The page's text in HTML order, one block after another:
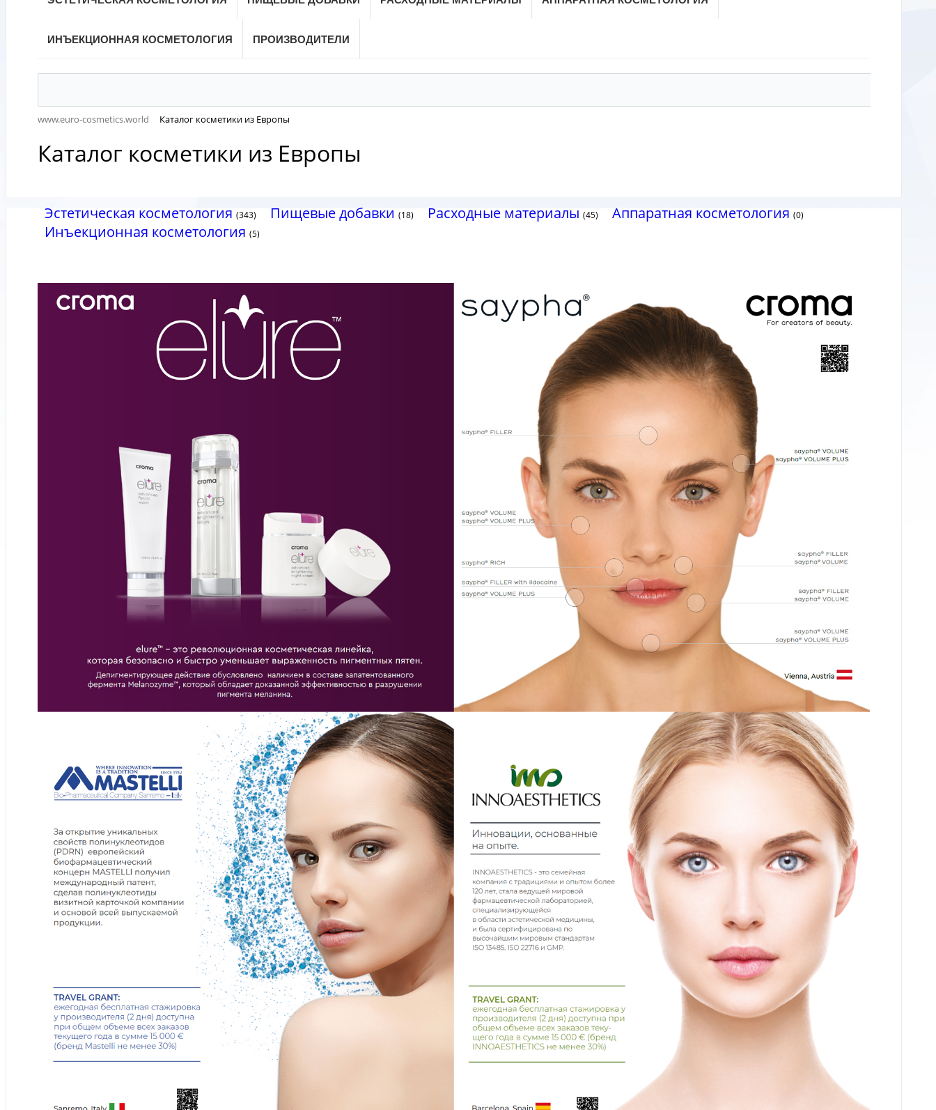
ИНЪЕКЦИОННАЯ КОСМЕТОЛОГИЯ ПРОИЗВОДИТЕЛИ
www.euro-cosmetics.world Каталог косметики из Европы
Каталог косметики из Европы
Эстетическая косметология (343) Пищевые добавки (18) Расходные материалы (45) Аппаратная косметология (0)
Инъекционная косметология (5)